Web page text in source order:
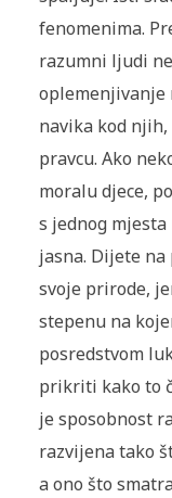
fenomenima.
razumni ljudi
oplemenjivanje
navika kod
pravcu. Ako
moralu djece,
s jednog
jasna. Dijete
svoje prirode,
stepenu na
posredstvom
prikriti kako to
je sposobnost
razvijena tako
a ono što